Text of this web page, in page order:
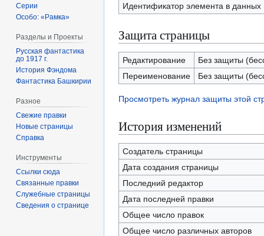
Идентификатор элемента в данных
Защита страницы
Редактирование
Без защиты
Переименование
Без защиты
Просмотреть журнал защиты этой
История изменений
Создатель страницы
Дата создания страницы
Последний редактор
Дата последней правки
Общее число правок
Общее число различных авторов
Серии
Особо: «Рамка»
Разделы и Проекты
Русская фантастика
до 1917 г.
История Фэндома
Фантастика Башкирии
Разное
Свежие правки
Новые страницы
Справка
Инструменты
Ссылки сюда
Связанные правки
Служебные страницы
Сведения о странице